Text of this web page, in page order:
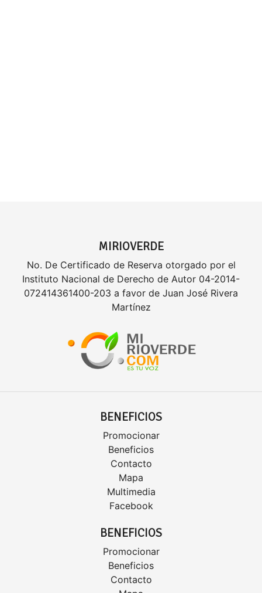
MIRIOVERDE
No. De Certificado de Reserva otorgado por el
Instituto Nacional de Derecho de Autor 04-2014-
072414361400-203 a favor de Juan José Rivera
Martínez
BENEFICIOS
Promocionar
Beneficios
Contacto
Mapa
Multimedia
Facebook
BENEFICIOS
Promocionar
Beneficios
Contacto